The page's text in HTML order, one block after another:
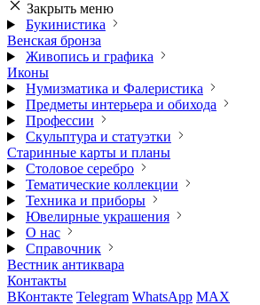
Закрыть меню
Букинистика
Венская бронза
Живопись и графика
Иконы
Нумизматика и Фалеристика
Предметы интерьера и обихода
Профессии
Скульптура и статуэтки
Старинные карты и планы
Столовое серебро
Тематические коллекции
Техника и приборы
Ювелирные украшения
О нас
Справочник
Вестник антиквара
Контакты
ВКонтакте Telegram WhatsApp MAX